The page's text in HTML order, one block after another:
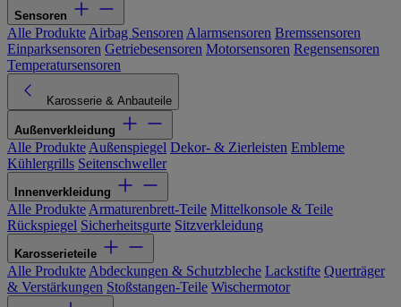
Sensoren
Alle Produkte Airbag Sensoren Alarmsensoren Bremssensoren
Einparksensoren Getriebesensoren Motorsensoren Regensensoren
Temperatursensoren
Karosserie & Anbauteile
Außenverkleidung
Alle Produkte Außenspiegel Dekor- & Zierleisten Embleme
Kühlergrills Seitenschweller
Innenverkleidung
Alle Produkte Armaturenbrett-Teile Mittelkonsole & Teile
Rückspiegel Sicherheitsgurte Sitzverkleidung
Karosserieteile
Alle Produkte Abdeckungen & Schutzbleche Lackstifte Querträger
& Verstärkungen Stoßstangen-Teile Wischermotor